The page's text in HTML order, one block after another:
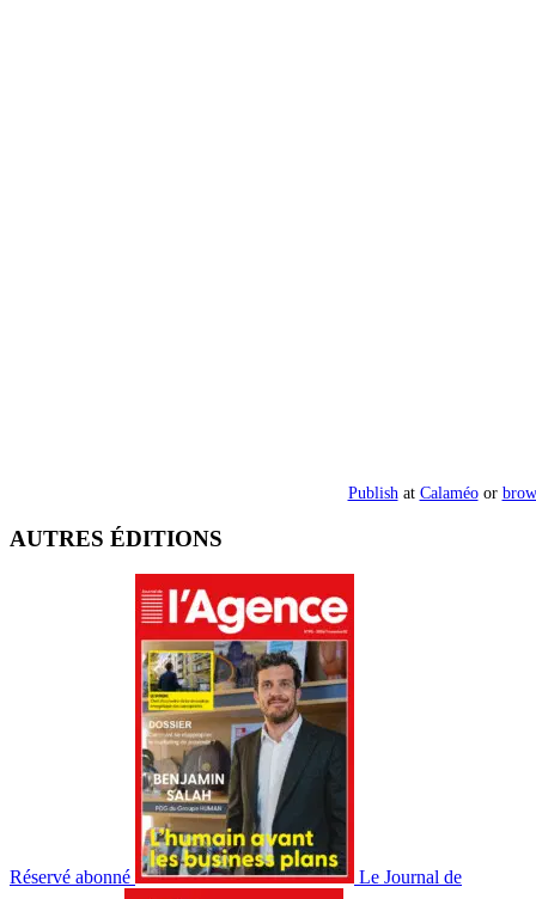
Publish at Calaméoor
AUTRES ÉDITIONS
Réservé abonné Le Journal de